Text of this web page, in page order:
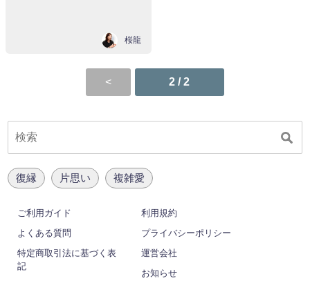
桜龍
2 / 2
復縁 片思い 複雑愛
ご利用ガイド
利用規約
よくある質問
プライバシーポリシー
特定商取引法に基づく表
記
運営会社
お知らせ